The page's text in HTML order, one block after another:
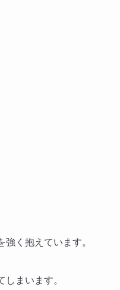
く抱えています。
まいます。